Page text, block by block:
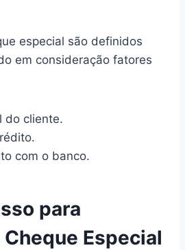
especial são definidos
em consideração fatores
do cliente.
com o banco.
para
Especial